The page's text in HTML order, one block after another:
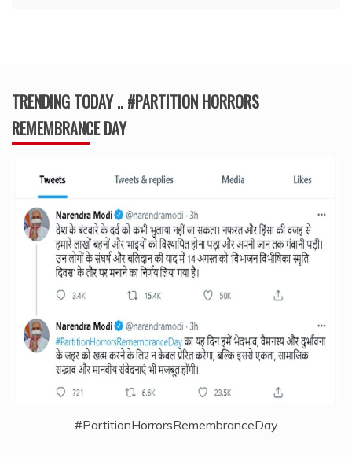
TRENDING TODAY .. #PARTITION HORRORS
REMEMBRANCE DAY
#PartitionHorrorsRemembranceDay